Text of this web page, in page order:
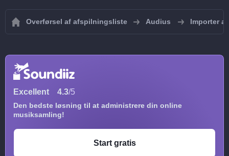
Overførsel af afspilningsliste Audius Importer
Excellent 4.3/5
Den bedste løsning til at administrere din online
musiksamling!
Start gratis